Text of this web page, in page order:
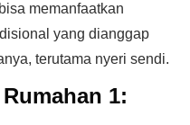
memanfaatkan
yang dianggap
terutama nyeri sendi.
1: